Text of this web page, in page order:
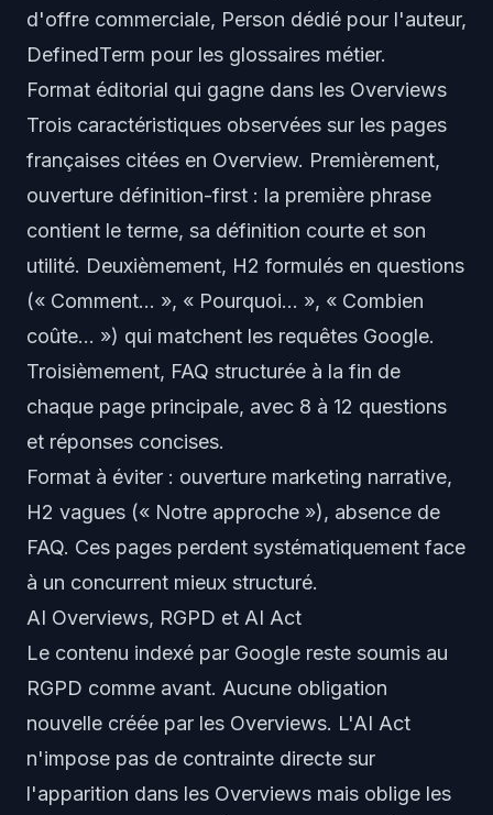
d'offre commerciale, Person dédié pour l'auteur,
DefinedTerm pour les glossaires métier.
Format éditorial qui gagne dans les Overviews
Trois caractéristiques observées sur les pages
françaises citées en Overview. Premièrement,
ouverture définition-first : la première phrase
contient le terme, sa définition courte et son
utilité. Deuxièmement, H2 formulés en questions
(« Comment... », « Pourquoi... », « Combien
coûte... ») qui matchent les requêtes Google.
Troisièmement, FAQ structurée à la fin de
chaque page principale, avec 8 à 12 questions
et réponses concises.
Format à éviter : ouverture marketing narrative,
H2 vagues (« Notre approche »), absence de
FAQ. Ces pages perdent systématiquement face
à un concurrent mieux structuré.
AI Overviews, RGPD et AI Act
Le contenu indexé par Google reste soumis au
RGPD comme avant. Aucune obligation
nouvelle créée par les Overviews. L'AI Act
n'impose pas de contrainte directe sur
l'apparition dans les Overviews mais oblige les